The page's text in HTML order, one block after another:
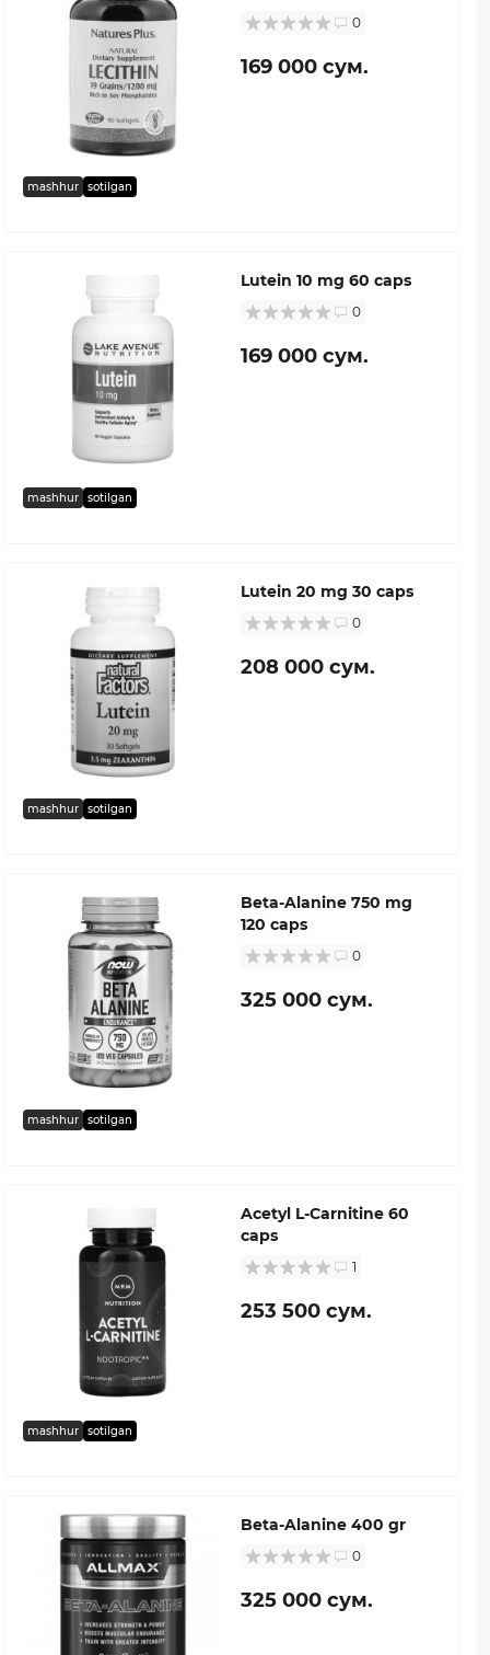
mashhur sotilgan
0
169 000 сум.
mashhur sotilgan
Lutein 10 mg 60 caps
0
169 000 сум.
mashhur sotilgan
Lutein 20 mg 30 caps
0
208 000 сум.
mashhur sotilgan
Beta-Alanine 750 mg
120 caps
0
325 000 сум.
mashhur sotilgan
Acetyl L-Carnitine 60
caps
1
253 500 сум.
Beta-Alanine 400 gr
0
325 000 сум.